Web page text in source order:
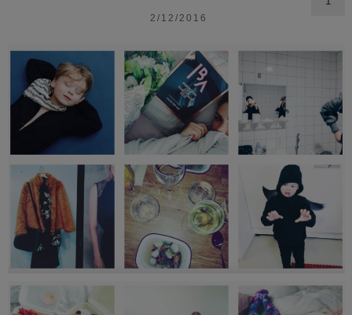
2/12/2016